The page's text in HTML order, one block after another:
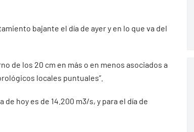
bajante el día de ayer y en lo que va del
de los 20 cm en más o en menos asociados a
locales puntuales”.
hoy es de 14.200 m3/s, y para el día de